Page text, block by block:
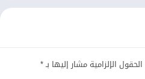
الحقول الإلزامية مشار إليها بـ*